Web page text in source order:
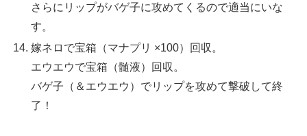
さらにリップがバゲ子に攻めてくるので適当にいな
す。
嫁ネロで宝箱（マナプリ ×100）回収。
エウエウで宝箱（髄液）回収。
バゲ子（＆エウエウ）でリップを攻めて撃破して終
了！